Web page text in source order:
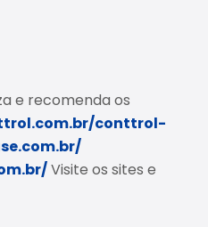
e recomenda os
conttrol-
Visite os sites e